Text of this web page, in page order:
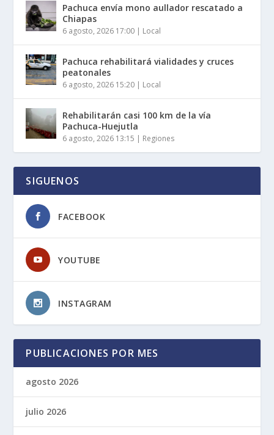
Pachuca envía mono aullador rescatado a
Chiapas
6 agosto, 2026 17:00 | Local
Pachuca rehabilitará vialidades y cruces
peatonales
6 agosto, 2026 15:20 | Local
Rehabilitarán casi 100 km de la vía
Pachuca-Huejutla
6 agosto, 2026 13:15 | Regiones
SIGUENOS
FACEBOOK
YOUTUBE
INSTAGRAM
PUBLICACIONES POR MES
agosto 2026
julio 2026